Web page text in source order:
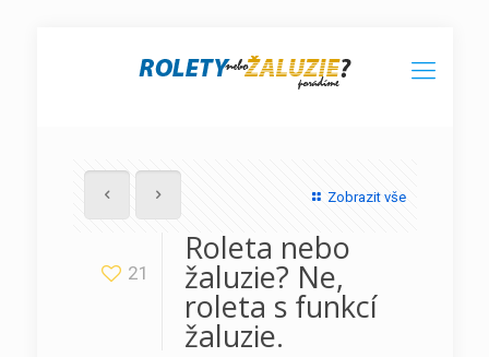
Zobrazit vše
21
Roleta nebo
žaluzie? Ne,
roleta s funkcí
žaluzie.